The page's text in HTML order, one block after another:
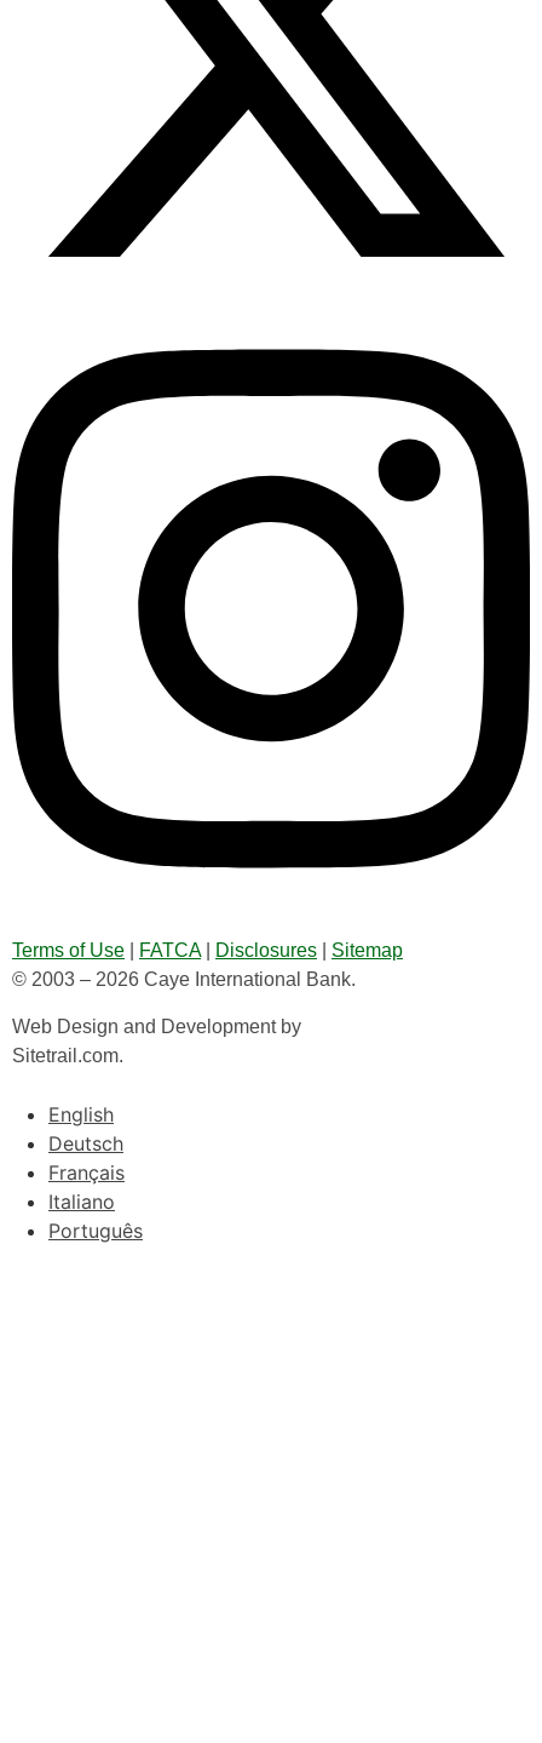
Terms of Use FATCA| Disclosures
Sitemap
© 2003 – 2026 Caye International Bank.
Web Design and Development by
Sitetrail.com.
English
Deutsch
Français
Italiano
Português